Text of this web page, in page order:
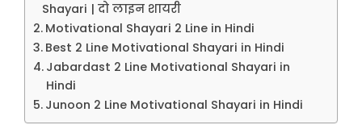
Shayari | दो लाइन शायरी
Motivational Shayari 2 Line in Hindi
Best 2 Line Motivational Shayari in Hindi
Jabardast 2 Line Motivational Shayari in
Hindi
Junoon 2 Line Motivational Shayari in Hindi